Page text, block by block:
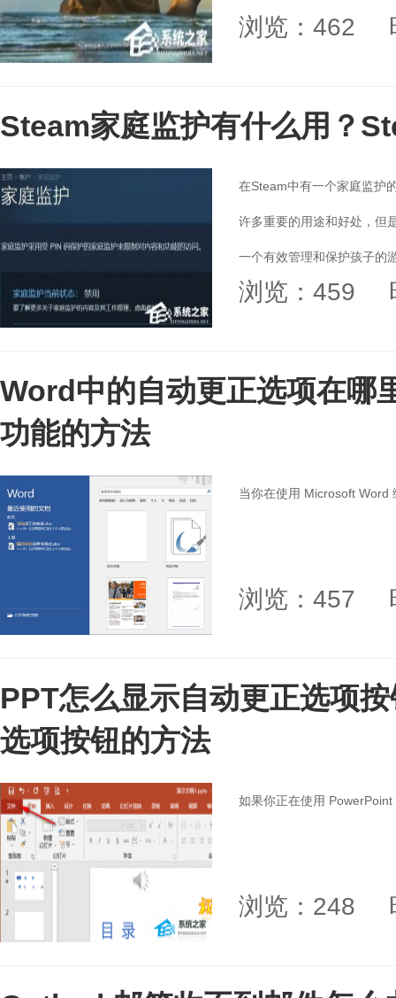
浏览：462
Steam家庭监护有什么用？
在Steam中有一个家庭监护
许多重要的用途和好处，但
一个有效管理和保护孩子的
浏览：459
Word中的自动更正选项在哪
功能的方法
当你在使用 Microsoft Word
浏览：457
PPT怎么显示自动更正选项
选项按钮的方法
如果你正在使用
浏览：248